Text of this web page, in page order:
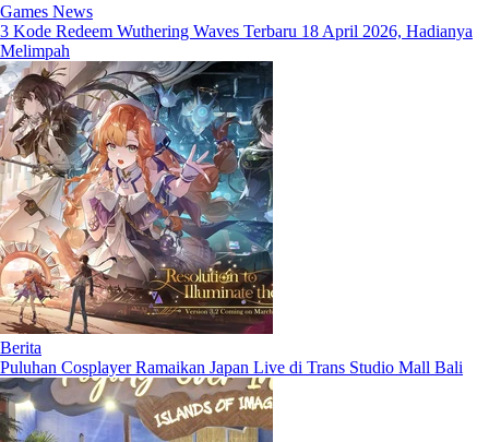
Games News
3 Kode Redeem Wuthering Waves Terbaru 18 April 2026, Hadianya
Melimpah
Berita
Puluhan Cosplayer Ramaikan Japan Live di Trans Studio Mall Bali